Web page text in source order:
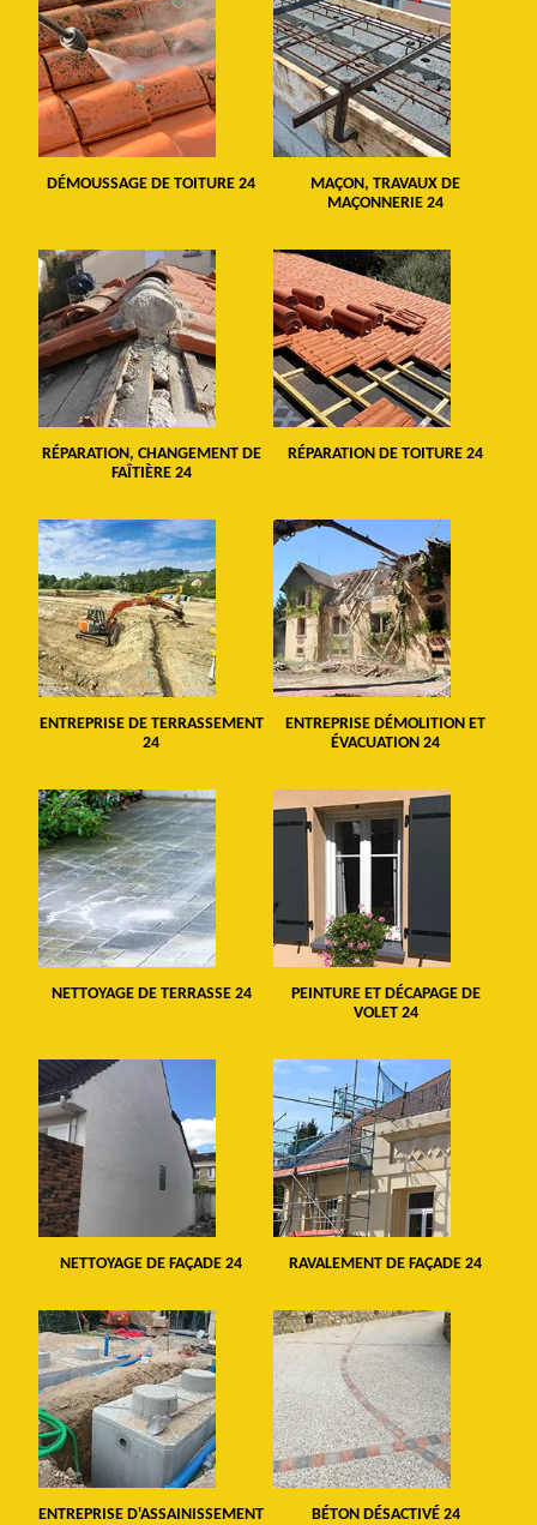
DÉMOUSSAGE DE TOITURE 24
MAÇON, TRAVAUX DE
MAÇONNERIE 24
RÉPARATION, CHANGEMENT DE
FAÎTIÈRE 24
RÉPARATION DE TOITURE 24
ENTREPRISE DE TERRASSEMENT
24
ENTREPRISE DÉMOLITION ET
ÉVACUATION 24
NETTOYAGE DE TERRASSE 24
PEINTURE ET DÉCAPAGE DE
VOLET 24
NETTOYAGE DE FAÇADE 24 RAVALEMENT DE FAÇADE 24
ENTREPRISE D'ASSAINISSEMENT BÉTON DÉSACTIVÉ 24